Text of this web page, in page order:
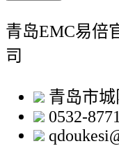
青岛EMC易倍
司
青岛市
0532-